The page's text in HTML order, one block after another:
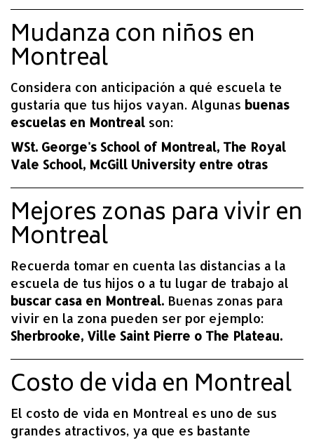
Mudanza con niños en
Montreal
Considera con anticipación a qué escuela te
gustaría que tus hijos vayan. Algunas buenas
escuelas en Montreal son:
WSt. George's School of Montreal, The Royal
Vale School, McGill University entre otras
Mejores zonas para vivir en
Montreal
Recuerda tomar en cuenta las distancias a la
escuela de tus hijos o a tu lugar de trabajo al
buscar casa en Montreal. Buenas zonas para
vivir en la zona pueden ser por ejemplo:
Sherbrooke, Ville Saint Pierre o The Plateau.
Costo de vida en Montreal
El costo de vida en Montreal es uno de sus
grandes atractivos, ya que es bastante